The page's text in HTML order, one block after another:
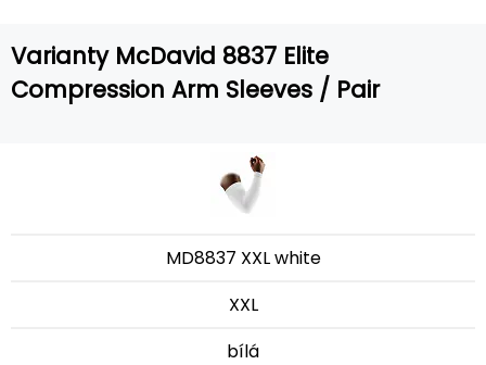
Varianty McDavid 8837 Elite
Compression Arm Sleeves / Pair
MD8837 XXL white
XXL
bílá